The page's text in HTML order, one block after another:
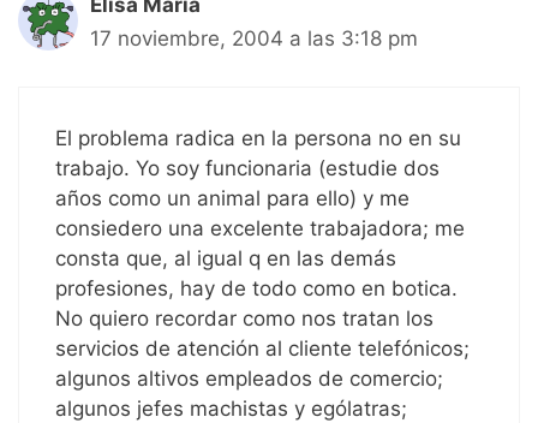
17 noviembre, 2004 a las 3:18 pm
El problema radica en la persona no en su
trabajo. Yo soy funcionaria (estudie dos
años como un animal para ello) y me
consiedero una excelente trabajadora; me
consta que, al igual q en las demás
profesiones, hay de todo como en botica.
No quiero recordar como nos tratan los
servicios de atención al cliente telefónicos;
algunos altivos empleados de comercio;
algunos jefes machistas y ególatras;